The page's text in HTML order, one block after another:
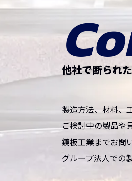
他社で断られ
製造方法、材料、
ご検討中の製品や
鏡板工業までお問
グループ法人での